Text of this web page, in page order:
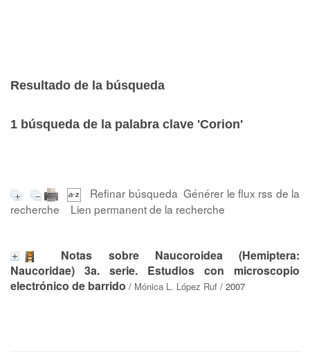
Resultado de la búsqueda
1 búsqueda de la palabra clave 'Corion'
Refinar búsqueda Générer le flux rss de la
recherche
Lien permanent de la recherche
Notas sobre Naucoroidea (Hemiptera:
Naucoridae) 3a. serie. Estudios con microscopio
electrónico de barrido / Mónica L. López Ruf / 2007